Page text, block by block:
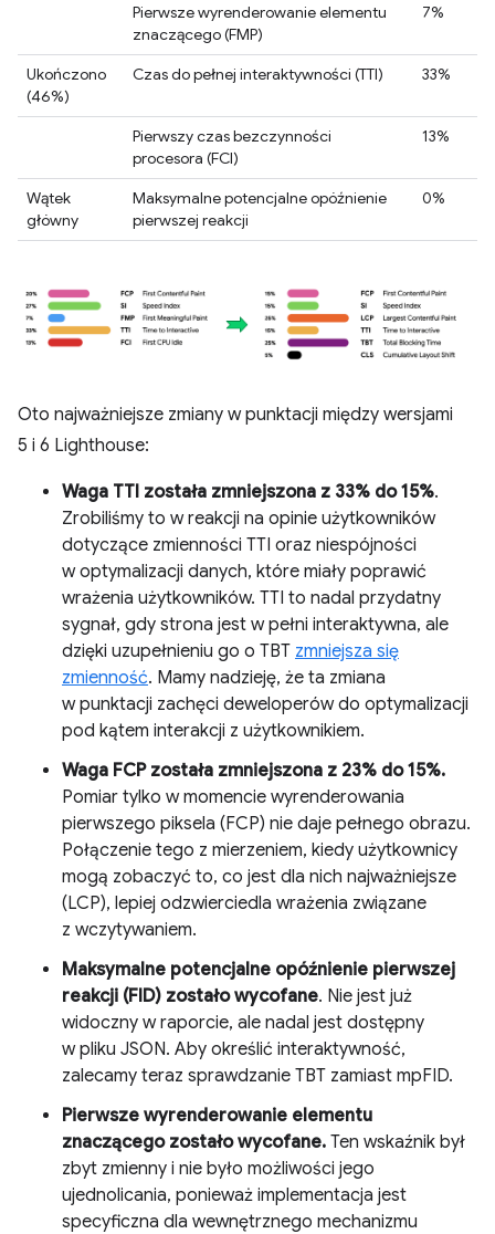
Pierwsze wyrenderowanie elementu
znaczącego (FMP)
7%
Ukończono
(46%)
Czas do pełnej interaktywności (TTI) 33%
Pierwszy czas bezczynności
procesora (FCI)
13%
Wątek
główny
Maksymalne potencjalne opóźnienie
pierwszej reakcji
0%
Oto najważniejsze zmiany w punktacji między wersjami
5 i 6 Lighthouse:
Waga TTI została zmniejszona z 33% do 15%.
Zrobiliśmy to w reakcji na opinie użytkowników
dotyczące zmienności TTI oraz niespójności
w optymalizacji danych, które miały poprawić
wrażenia użytkowników. TTI to nadal przydatny
sygnał, gdy strona jest w pełni interaktywna, ale
dzięki uzupełnieniu go o TBT zmniejsza się
zmienność. Mamy nadzieję, że ta zmiana
w punktacji zachęci deweloperów do optymalizacji
pod kątem interakcji z użytkownikiem.
Waga FCP została zmniejszona z 23% do 15%.
Pomiar tylko w momencie wyrenderowania
pierwszego piksela (FCP) nie daje pełnego obrazu.
Połączenie tego z mierzeniem, kiedy użytkownicy
mogą zobaczyć to, co jest dla nich najważniejsze
(LCP), lepiej odzwierciedla wrażenia związane
z wczytywaniem.
Maksymalne potencjalne opóźnienie pierwszej
reakcji (FID) zostało wycofane. Nie jest już
widoczny w raporcie, ale nadal jest dostępny
w pliku JSON. Aby określić interaktywność,
zalecamy teraz sprawdzanie TBT zamiast mpFID.
Pierwsze wyrenderowanie elementu
znaczącego zostało wycofane. Ten wskaźnik był
zbyt zmienny i nie było możliwości jego
ujednolicania, ponieważ implementacja jest
specyficzna dla wewnętrznego mechanizmu